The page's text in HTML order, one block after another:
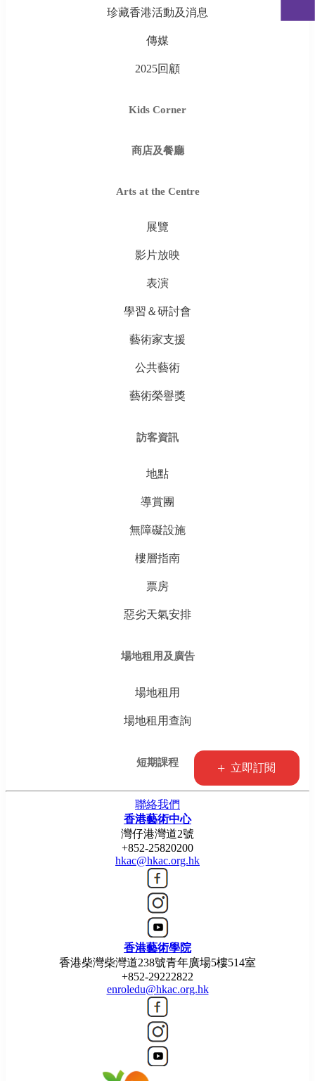
+ 立即訂閱
珍藏香港活動及消息
傳媒
2025回顧
Kids Corner
商店及餐廳
Arts at the Centre
展覽
影片放映
表演
學習＆研討會
藝術家支援
公共藝術
藝術榮譽獎
訪客資訊
地點
導賞團
無障礙設施
樓層指南
票房
惡劣天氣安排
場地租用及廣告
場地租用
場地租用查詢
短期課程
聯絡我們
香港藝術中心
灣仔港灣道2號
+852-25820200
hkac@hkac.org.hk
香港藝術學院
香港柴灣柴灣道238號青年廣場5樓514室
+852-29222822
enroledu@hkac.org.hk